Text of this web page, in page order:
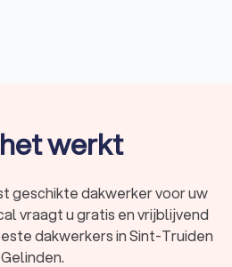
en is relatief goedkoop.
zijn de meest bekende vorm van
dakpannen en keramische
Kleipannen zijn over het
dan betonpannen.
dakbedekking is geschikt voor
daken. Er zijn verschillende
werkt
geschikte dakwerker voor uw
vraagt u gratis en vrijblijvend
dakwerkers in Sint-Truiden
Gelinden.